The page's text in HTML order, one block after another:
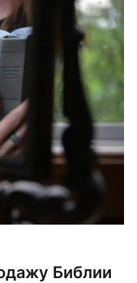
РФ). Ему
и выдали
Библии